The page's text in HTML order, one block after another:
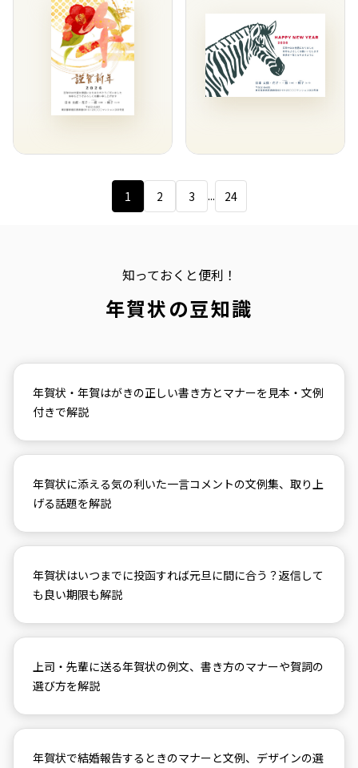
1 2 3 ... 24
知っておくと便利！
年賀状の豆知識
年賀状・年賀はがきの正しい書き方とマナーを見本・文例
付きで解説
年賀状に添える気の利いた一言コメントの文例集、取り上
げる話題を解説
年賀状はいつまでに投函すれば元旦に間に合う？返信して
も良い期限も解説
上司・先輩に送る年賀状の例文、書き方のマナーや賀詞の
選び方を解説
年賀状で結婚報告するときのマナーと文例、デザインの選